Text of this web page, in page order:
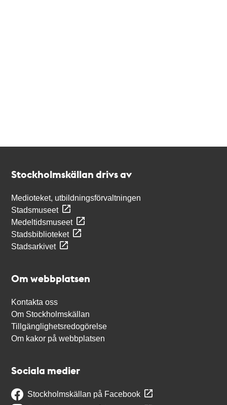
Stockholmskällan drivs av
Medioteket, utbildningsförvaltningen
Stadsmuseet
Medeltidsmuseet
Stadsbiblioteket
Stadsarkivet
Om webbplatsen
Kontakta oss
Om Stockholmskällan
Tillgänglighetsredogörelse
Om kakor på webbplatsen
Sociala medier
Stockholmskällan på Facebook